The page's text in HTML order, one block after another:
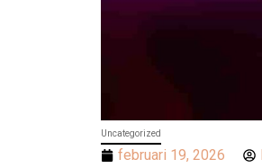
Uncategorized
februari 19, 2026